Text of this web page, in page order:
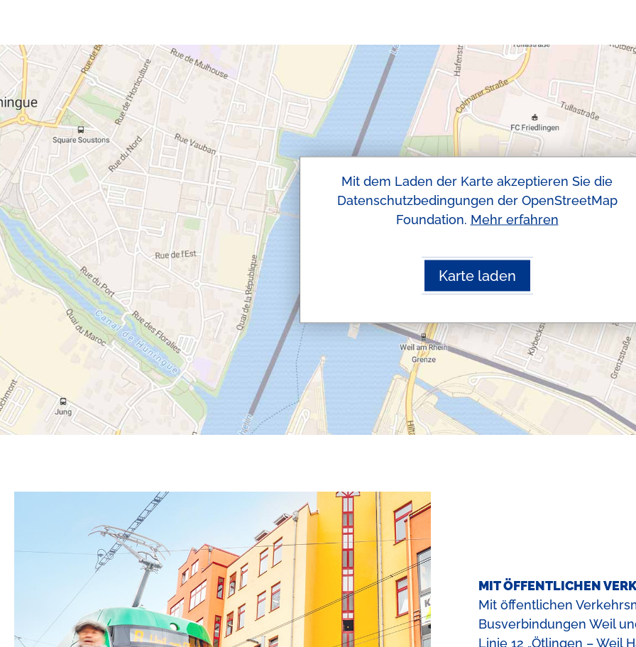
Mit dem Laden der Karte akzeptieren Sie die
Datenschutzbedingungen der OpenStreetMap
Foundation. Mehr erfahren
Karte laden
MIT ÖFFENTLICHEN
Mit öffentlichen
Busverbindungen Weil
Linie 12 „Ötlingen – Weil